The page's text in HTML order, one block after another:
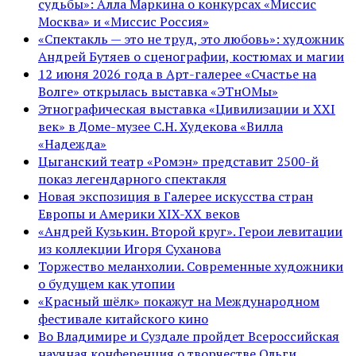
судьбы»: Алла Маркина о конкурсах «Миссис
Москва» и «Миссис Россия»
«Спектакль — это не труд, это любовь»: художник
Андрей Бутяев о сценографии, костюмах и магии
12 июня 2026 года в Арт-галерее «Счастье на
Волге» открылась выставка «ЭТнОМы»
Этнографическая выставка «Цивилизации и ХХI
век» в Доме-музее С.Н. Худекова «Вилла
«Надежда»
Цыганский театр «Ромэн» представит 2500-й
показ легендарного спектакля
Новая экспозиция в Галерее искусства стран
Европы и Америки XIX-XX веков
«Андрей Кузькин. Второй круг». Герои левитации
из коллекции Игоря Суханова
Торжество меланхолии. Современные художники
о будущем как утопии
«Красный шёлк» покажут на Международном
фестивале китайского кино
Во Владимире и Суздале пройдет Всероссийская